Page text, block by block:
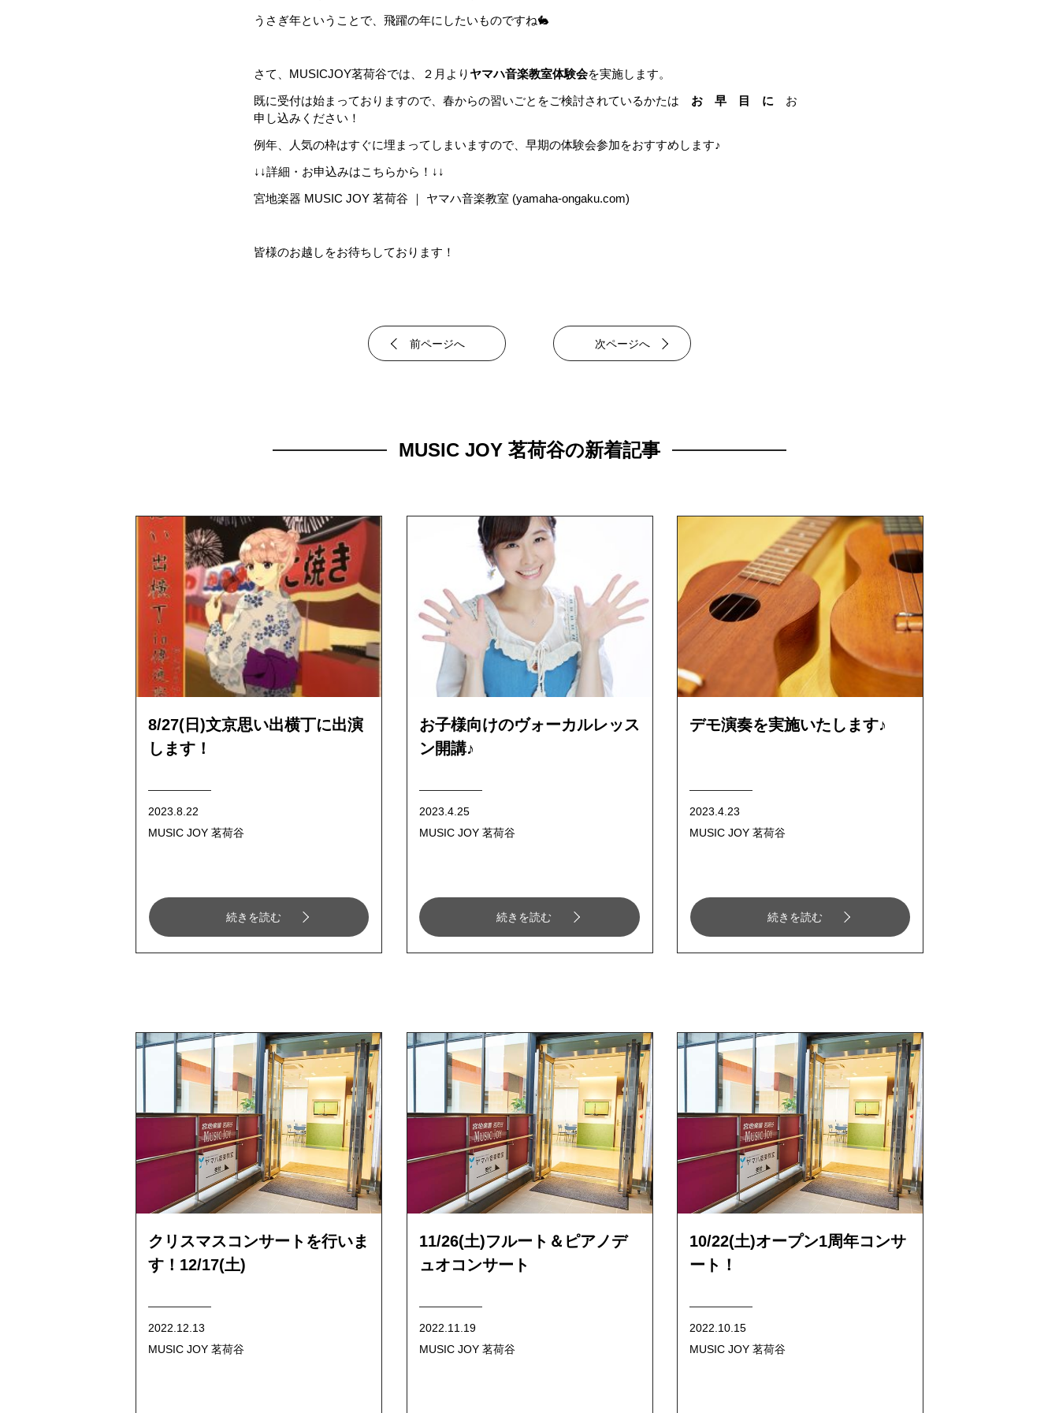
うさぎ年ということで、飛躍の年にしたいものですね🐇
さて、MUSICJOY茗荷谷では、２月より ヤマハ音楽教室体験会を実施します。
既に受付は始まっておりますので、春からの習いごとをご検討されているかたは お 早 目 に お
申し込みください！
例年、人気の枠はすぐに埋まってしまいますので、早期の体験会参加をおすすめします♪
↓↓詳細・お申込みはこちらから！↓↓
宮地楽器 MUSIC JOY 茗荷谷 ｜ ヤマハ音楽教室 (yamaha-ongaku.com)
皆様のお越しをお待ちしております！
前ページへ 次ページへ
MUSIC JOY 茗荷谷の新着記事
8/27(日)文京思い出横丁に出演
します！
2023.8.22
MUSIC JOY 茗荷谷
続きを読む
お子様向けのヴォーカルレッス
ン開講♪
2023.4.25
MUSIC JOY 茗荷谷
続きを読む
デモ演奏を実施いたします♪
2023.4.23
MUSIC JOY 茗荷谷
続きを読む
クリスマスコンサートを行いま
す！12/17(土)
2022.12.13
MUSIC JOY 茗荷谷
11/26(土)フルート＆ピアノデ
ュオコンサート
2022.11.19
MUSIC JOY 茗荷谷
10/22(土)オープン1周年コンサ
ート！
2022.10.15
MUSIC JOY 茗荷谷